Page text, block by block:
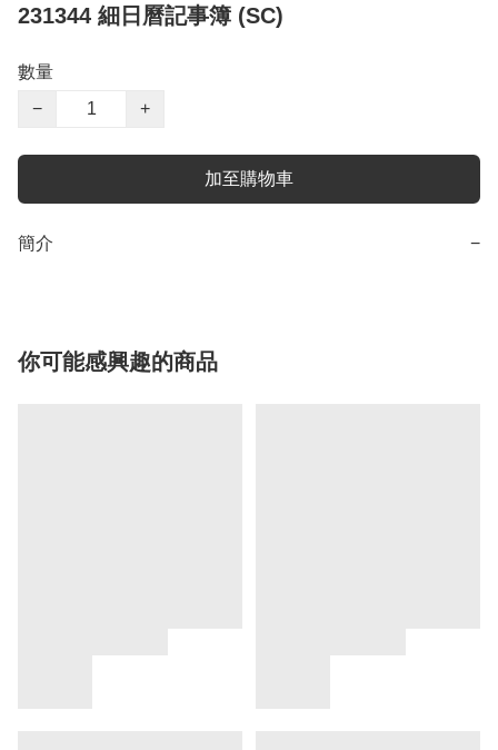
231344 細日曆記事簿 (SC)
數量
−
+
加至購物車
簡介 −
你可能感興趣的商品